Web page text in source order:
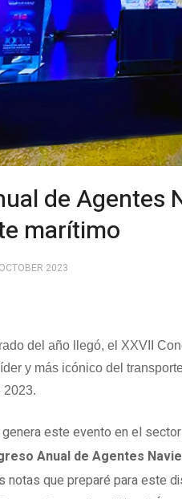
de Agentes
marítimo
2023
del año llegó, el XXVII
y más icónico del
2023.
este evento en el
Anual de Agentes
notas que preparé para este